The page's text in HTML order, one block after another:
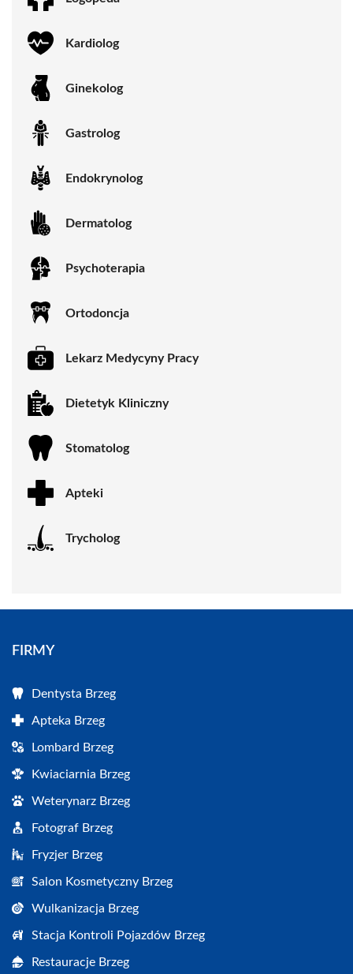
Kardiolog
Ginekolog
Gastrolog
Endokrynolog
Dermatolog
Psychoterapia
Ortodoncja
Lekarz Medycyny Pracy
Dietetyk Kliniczny
Stomatolog
Apteki
Trycholog
FIRMY
Dentysta Brzeg
Apteka Brzeg
Lombard Brzeg
Kwiaciarnia Brzeg
Weterynarz Brzeg
Fotograf Brzeg
Fryzjer Brzeg
Salon Kosmetyczny Brzeg
Wulkanizacja Brzeg
Stacja Kontroli Pojazdów Brzeg
Restauracje Brzeg